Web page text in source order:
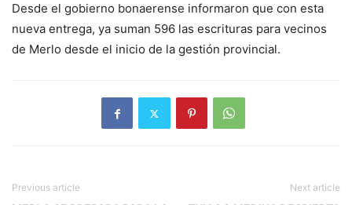
Desde el gobierno bonaerense informaron que con esta
nueva entrega, ya suman 596 las escrituras para vecinos
de Merlo desde el inicio de la gestión provincial.
Previous article Next article